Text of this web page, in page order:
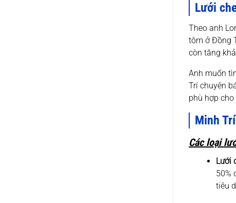
Lưới
Theo anh
tôm ở Đồng
còn tăng
Anh muốn
Trí chuyên
phù hợp cho
Minh
Các loại
Lưới
50%
tiêu